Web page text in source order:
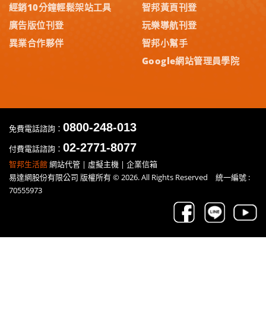
經銷10分鐘輕鬆架站工具
廣告版位刊登
異業合作夥伴
智邦黃頁刊登
玩樂導航刊登
智邦小幫手
Google網站管理員學院
免費電話諮詢： 0800-248-013
付費電話諮詢： 02-2771-8077
智邦生活館網站代管 | 虛擬主機 | 企業信箱
易達網股份有限公司 版權所有 © 2026. All Rights Reserved 統一編號 :
70555973